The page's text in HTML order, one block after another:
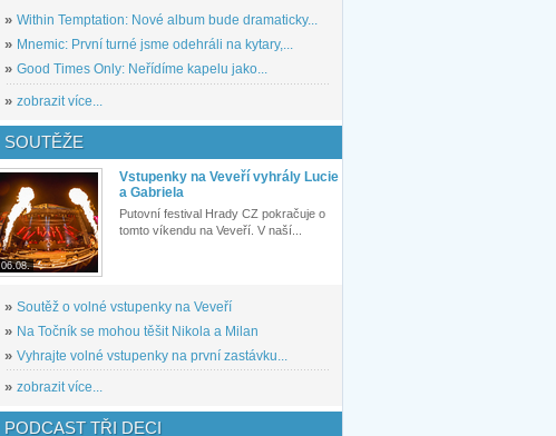
» Within Temptation: Nové album bude dramaticky...
» Mnemic: První turné jsme odehráli na kytary,...
» Good Times Only: Neřídíme kapelu jako...
» zobrazit více...
SOUTĚŽE
06.08.
Vstupenky na Veveří vyhrály Lucie
a Gabriela
Putovní festival Hrady CZ pokračuje o
tomto víkendu na Veveří. V naší...
» Soutěž o volné vstupenky na Veveří
» Na Točník se mohou těšit Nikola a Milan
» Vyhrajte volné vstupenky na první zastávku...
» zobrazit více...
PODCAST TŘI DECI